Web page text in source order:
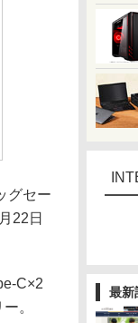
最新
グセー
22日
C×2
。